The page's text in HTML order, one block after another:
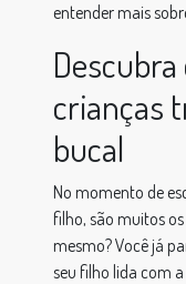
entender mais
crianças
bucal
No momento de
filho, são muitos
mesmo? Você já
seu filho lida com a